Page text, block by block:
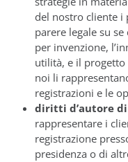
del nostro cliente i
parere legale su
per invenzione,
utilità, e il
noi li
registrazioni e le
diritti d’autore
rappresentare i
registrazione
presidenza o di